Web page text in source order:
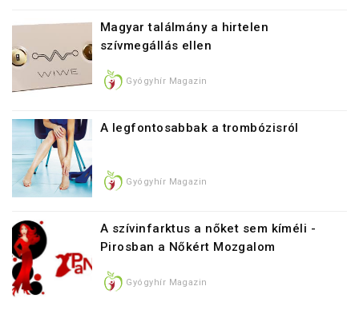
Magyar találmány a hirtelen
szívmegállás ellen
Gyógyhír Magazin
A legfontosabbak a trombózisról
Gyógyhír Magazin
A szívinfarktus a nőket sem kíméli -
Pirosban a Nőkért Mozgalom
Gyógyhír Magazin